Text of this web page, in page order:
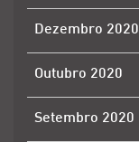
Dezembro 2020
Outubro 2020
Setembro 2020